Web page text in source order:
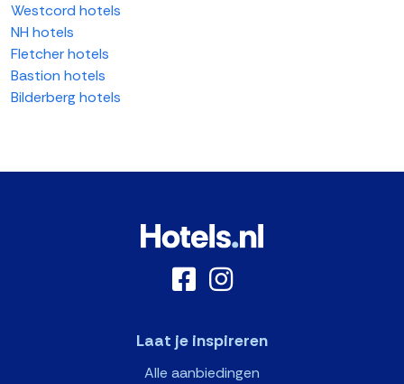
Westcord hotels
NH hotels
Fletcher hotels
Bastion hotels
Bilderberg hotels
Laat je inspireren
Alle aanbiedingen